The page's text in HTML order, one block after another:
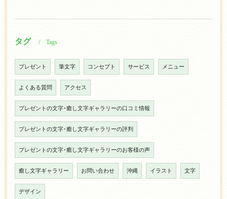
タグ Tags
プレゼント 筆文字 コンセプト サービス メニュー
よくある質問 アクセス
プレゼントの文字･癒し文字ギャラリーの口コミ情報
プレゼントの文字･癒し文字ギャラリーの評判
プレゼントの文字･癒し文字ギャラリーのお客様の声
癒し文字ギャラリー お問い合わせ 沖縄 イラスト 文字
デザイン